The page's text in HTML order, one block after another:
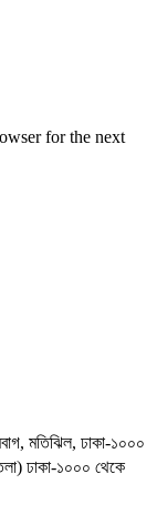
for the next
মতিঝিল, ঢাকা-১০০০
ঢাকা-১০০০ থেকে